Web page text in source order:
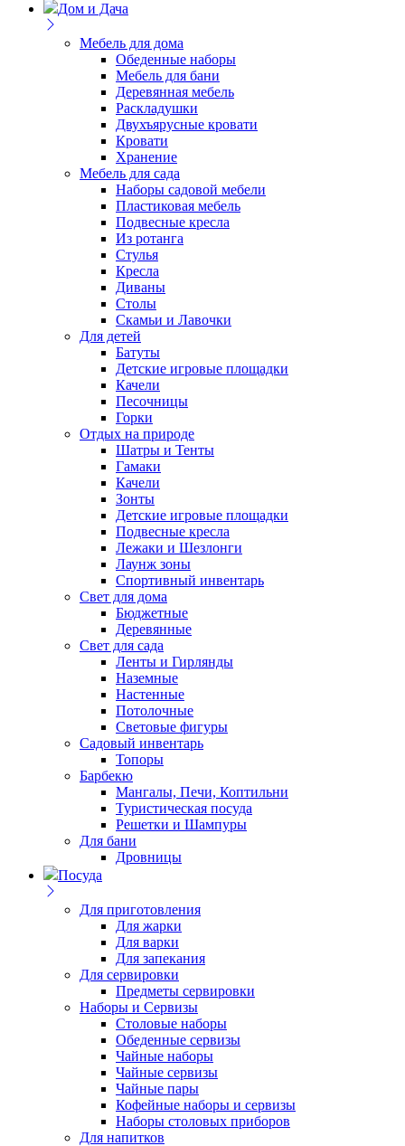
Дом и Дача
Мебель для дома
Обеденные наборы
Мебель для бани
Деревянная мебель
Раскладушки
Двухъярусные кровати
Кровати
Хранение
Мебель для сада
Наборы садовой мебели
Пластиковая мебель
Подвесные кресла
Из ротанга
Стулья
Кресла
Диваны
Столы
Скамьи и Лавочки
Для детей
Батуты
Детские игровые площадки
Качели
Песочницы
Горки
Отдых на природе
Шатры и Тенты
Гамаки
Качели
Зонты
Детские игровые площадки
Подвесные кресла
Лежаки и Шезлонги
Лаунж зоны
Спортивный инвентарь
Свет для дома
Бюджетные
Деревянные
Свет для сада
Ленты и Гирлянды
Наземные
Настенные
Потолочные
Световые фигуры
Садовый инвентарь
Топоры
Барбекю
Мангалы, Печи, Коптильни
Туристическая посуда
Решетки и Шампуры
Для бани
Дровницы
Посуда
Для приготовления
Для жарки
Для варки
Для запекания
Для сервировки
Предметы сервировки
Наборы и Сервизы
Столовые наборы
Обеденные сервизы
Чайные наборы
Чайные сервизы
Чайные пары
Кофейные наборы и сервизы
Наборы столовых приборов
Для напитков